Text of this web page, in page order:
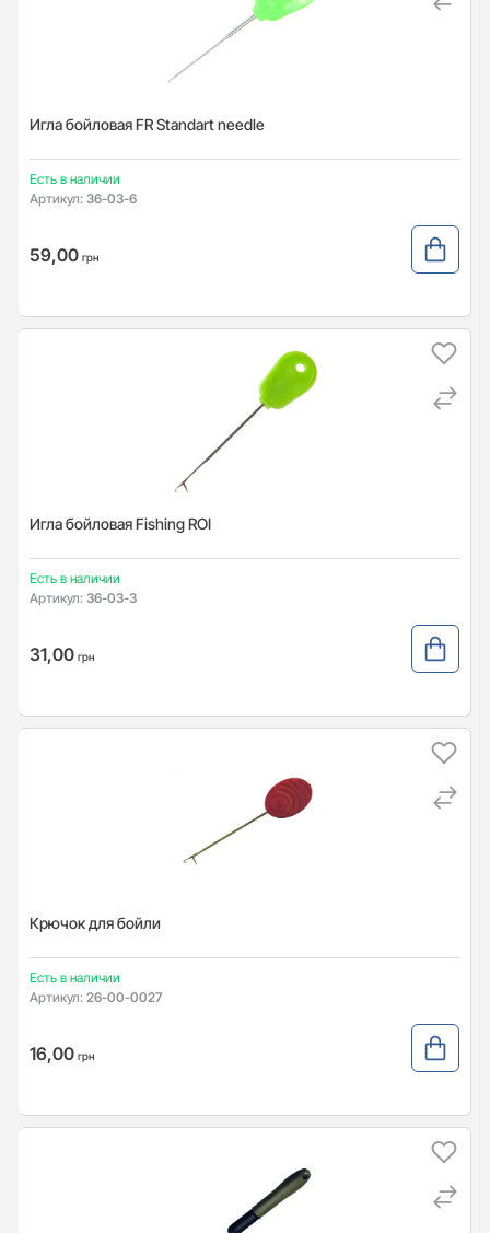
Игла бойловая FR Standart needle
Есть в наличии
Артикул: 36-03-6
59,00 грн
Игла бойловая Fishing ROI
Есть в наличии
Артикул: 36-03-3
31,00 грн
Крючок для бойли
Есть в наличии
Артикул: 26-00-0027
16,00 грн